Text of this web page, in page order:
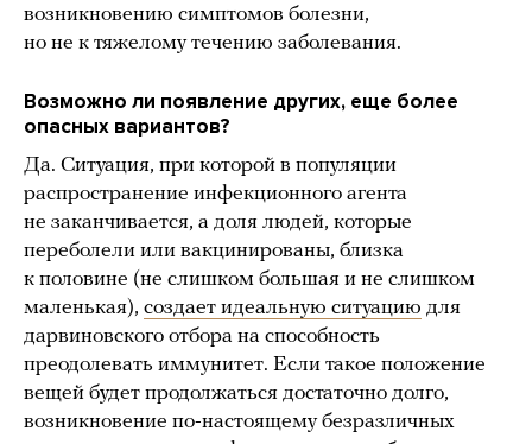
возникновению симптомов болезни,
но не к тяжелому течению заболевания.
Возможно ли появление других, еще более
опасных вариантов?
Да. Ситуация, при которой в популяции
распространение инфекционного агента
не заканчивается, а доля людей, которые
переболели или вакцинированы, близка
к половине (не слишком большая и не слишком
маленькая), создает идеальную ситуацию для
дарвиновского отбора на способность
преодолевать иммунитет. Если такое положение
вещей будет продолжаться достаточно долго,
возникновение по-настоящему безразличных